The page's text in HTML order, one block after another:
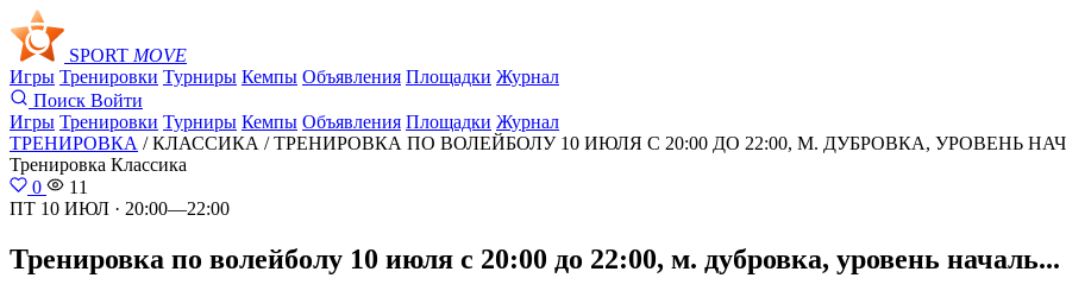
SPORT MOVE
Игры Тренировки Турниры Кемпы Объявления Площадки Журнал
Поиск Войти
Игры Тренировки Турниры Кемпы Объявления Площадки Журнал
ТРЕНИРОВКА / КЛАССИКА /ТРЕНИРОВКА ПО ВОЛЕЙБОЛУ 10 ИЮЛЯ С 20:00 ДО 22:00, М. ДУБРОВКА, УРОВЕНЬ
Тренировка Классика
0
11
ПТ 10 ИЮЛ · 20:00—22:00
Тренировка по волейболу 10 июля с 20:00 до 22:00, м. дубровка, уровень началь...